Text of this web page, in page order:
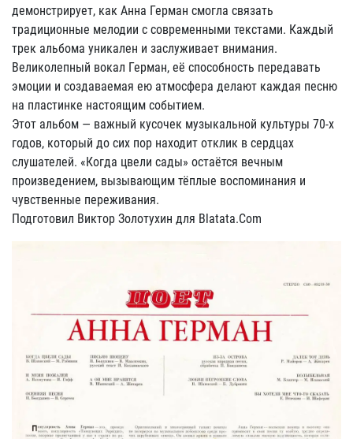
демонстрирует, как Анна Герман смогла связать
традиционные мелодии с современными текстами. Каждый
трек альбома уникален и заслуживает внимания.
Великолепный вокал Герман, её способность передавать
эмоции и создаваемая ею атмосфера делают каждая песню
на пластинке настоящим событием.
Этот альбом — важный кусочек музыкальной культуры 70-х
годов, который до сих пор находит отклик в сердцах
слушателей. «Когда цвели сады» остаётся вечным
произведением, вызывающим тёплые воспоминания и
чувственные переживания.
Подготовил Виктор Золотухин для Blatata.Com